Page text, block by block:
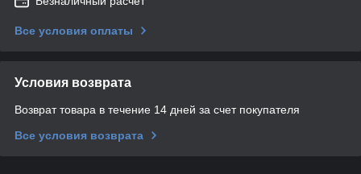
Все условия оплаты
Условия возврата
Возврат товара в течение 14 дней за счет покупателя
Все условия возврата